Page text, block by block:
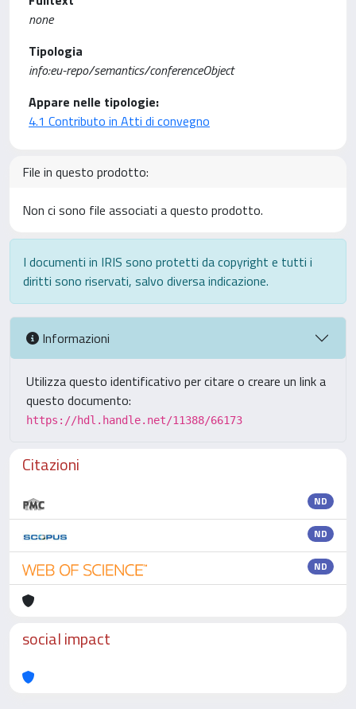
none
Tipologia
info:eu-repo/semantics/conferenceObject
Appare nelle tipologie:
4.1 Contributo in Atti di convegno
File in questo prodotto:
Non ci sono file associati a questo prodotto.
I documenti in IRIS sono protetti da copyright e tutti i
diritti sono riservati, salvo diversa indicazione.
Informazioni
Utilizza questo identificativo per citare o creare un link a
questo documento:
https://hdl.handle.net/11388/66173
Citazioni
ND
ND
ND
social impact